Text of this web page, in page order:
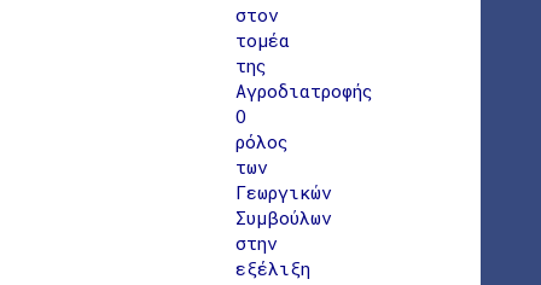
στον
τομέα
της
Αγροδιατροφής
Ο
ρόλος
των
Γεωργικών
Συμβούλων
στην
εξέλιξη